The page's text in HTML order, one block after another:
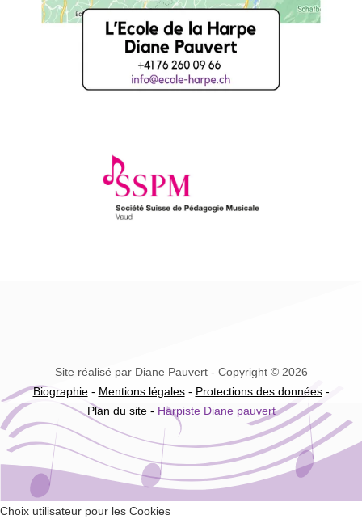
Site réalisé par Diane Pauvert - Copyright © 2026
Biographie- Mentions légales- Protections des données-
Plan du site- Harpiste Diane pauvert
Choix utilisateur pour les Cookies